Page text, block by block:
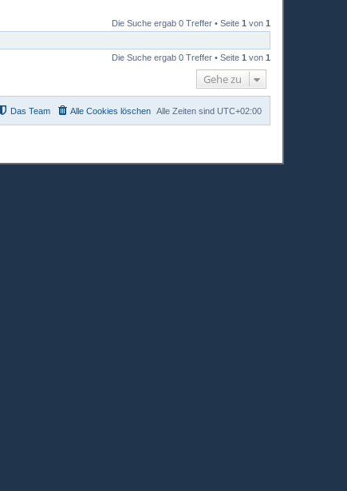
Die Suche ergab 0 Treffer • Seite 1 von 1
Die Suche ergab 0 Treffer • Seite 1 von 1
Gehe zu
Alle Zeiten sind UTC+02:00
Alle Cookies löschen
Das Team